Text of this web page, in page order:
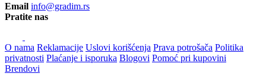
Email info@gradim.rs
Pratite nas
O nama Reklamacije Uslovi korišćenja Prava potrošača Politika
privatnosti Plaćanje i isporuka Blogovi Pomoć pri kupovini
Brendovi